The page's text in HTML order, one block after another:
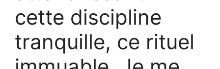
cette discipline
tranquille, ce rituel